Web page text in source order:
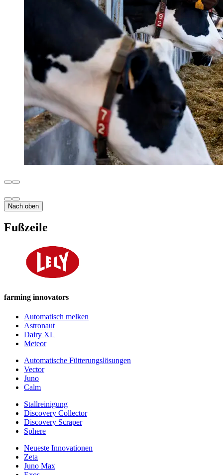
Nach oben
Fußzeile
farming innovators
Automatisch melken
Astronaut
Dairy XL
Meteor
Automatische Fütterungslösungen
Vector
Juno
Calm
Stallreinigung
Discovery Collector
Discovery Scraper
Sphere
Neueste Innovationen
Zeta
Juno Max